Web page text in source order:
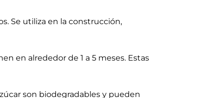
Se utiliza en la construcción,
en alrededor de 1 a 5 meses. Estas
son biodegradables y pueden